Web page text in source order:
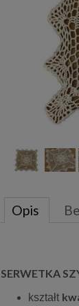
Opis
SERWETKA
kształt